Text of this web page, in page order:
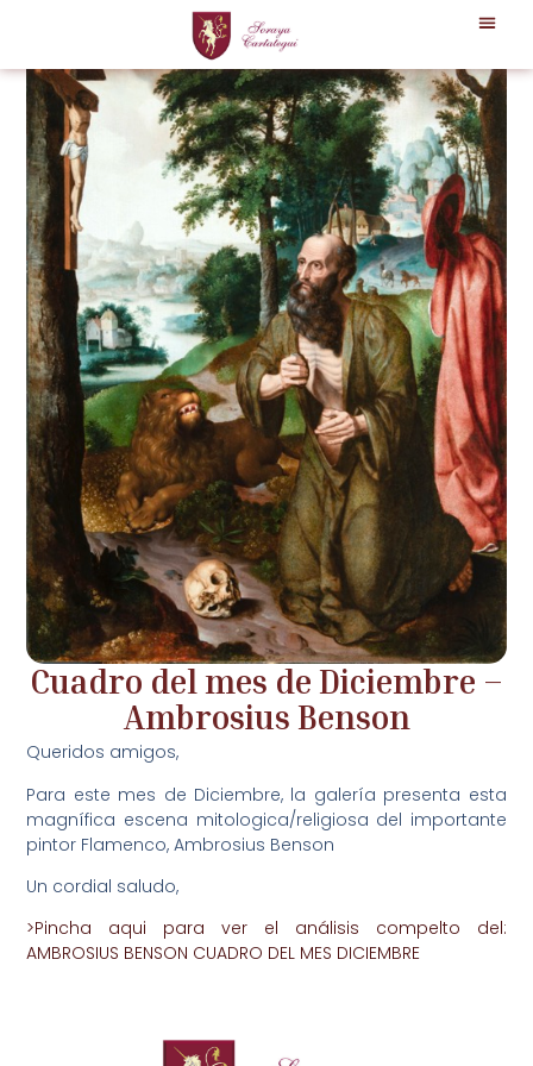
Cuadro del mes de Diciembre –
Ambrosius Benson
Queridos amigos,
Para este mes de Diciembre, la galería presenta esta
magnífica escena mitologica/religiosa del importante
pintor Flamenco, Ambrosius Benson
Un cordial saludo,
>Pincha aqui para ver el análisis compelto del:
AMBROSIUS BENSON CUADRO DEL MES DICIEMBRE